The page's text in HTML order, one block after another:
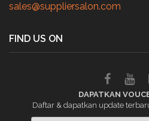
sales@suppliersalon.com
FIND US ON
DAPATKAN
Daftar & dapatkan update